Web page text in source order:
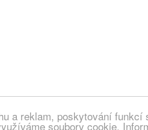
a reklam, poskytování
soubory cookie.